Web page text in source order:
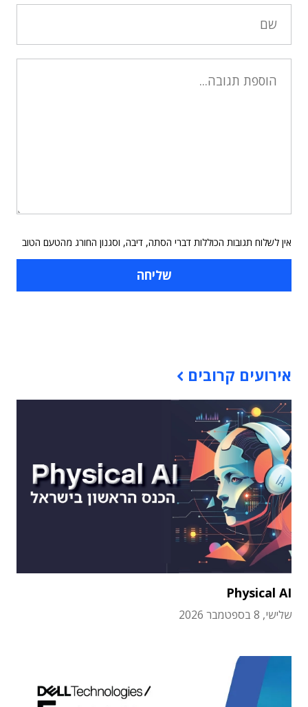
אין לשלוח תגובות הכוללות דברי הסתה, דיבה, וסגנון החורג מהטעם הטוב
אירועים קרובים
Physical AI
שלישי, 8 בספטמבר 2026